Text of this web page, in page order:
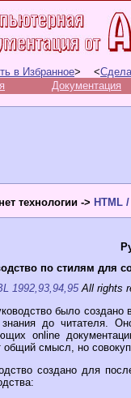
в Избранное> <
Документация
технологии -> HTML
по стилям для
1992,93,94,95All rights
было
до читателя.
online
смысл, но
создано для